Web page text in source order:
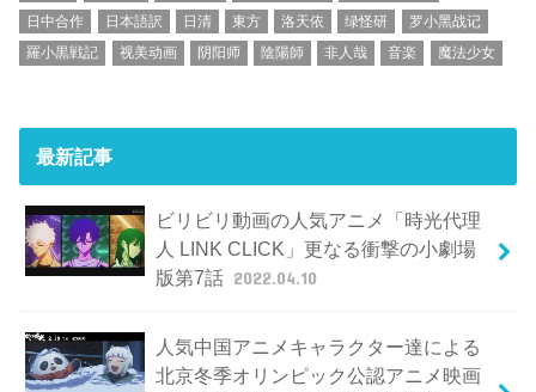
日中合作
日本語訳 日清 東方 洛天依 绿怪研
罗小黑战记
羅小黒戦記
视美动画 阴阳师 陰陽師 非人哉 音楽 魔法少女
最新記事
ビリビリ動画の人気アニメ「時光代理
人 LINK CLICK」更なる衝撃の小劇場
版第7話 2022.04.10
人気中国アニメキャラクター達による
北京冬季オリンピック公認アニメ映画